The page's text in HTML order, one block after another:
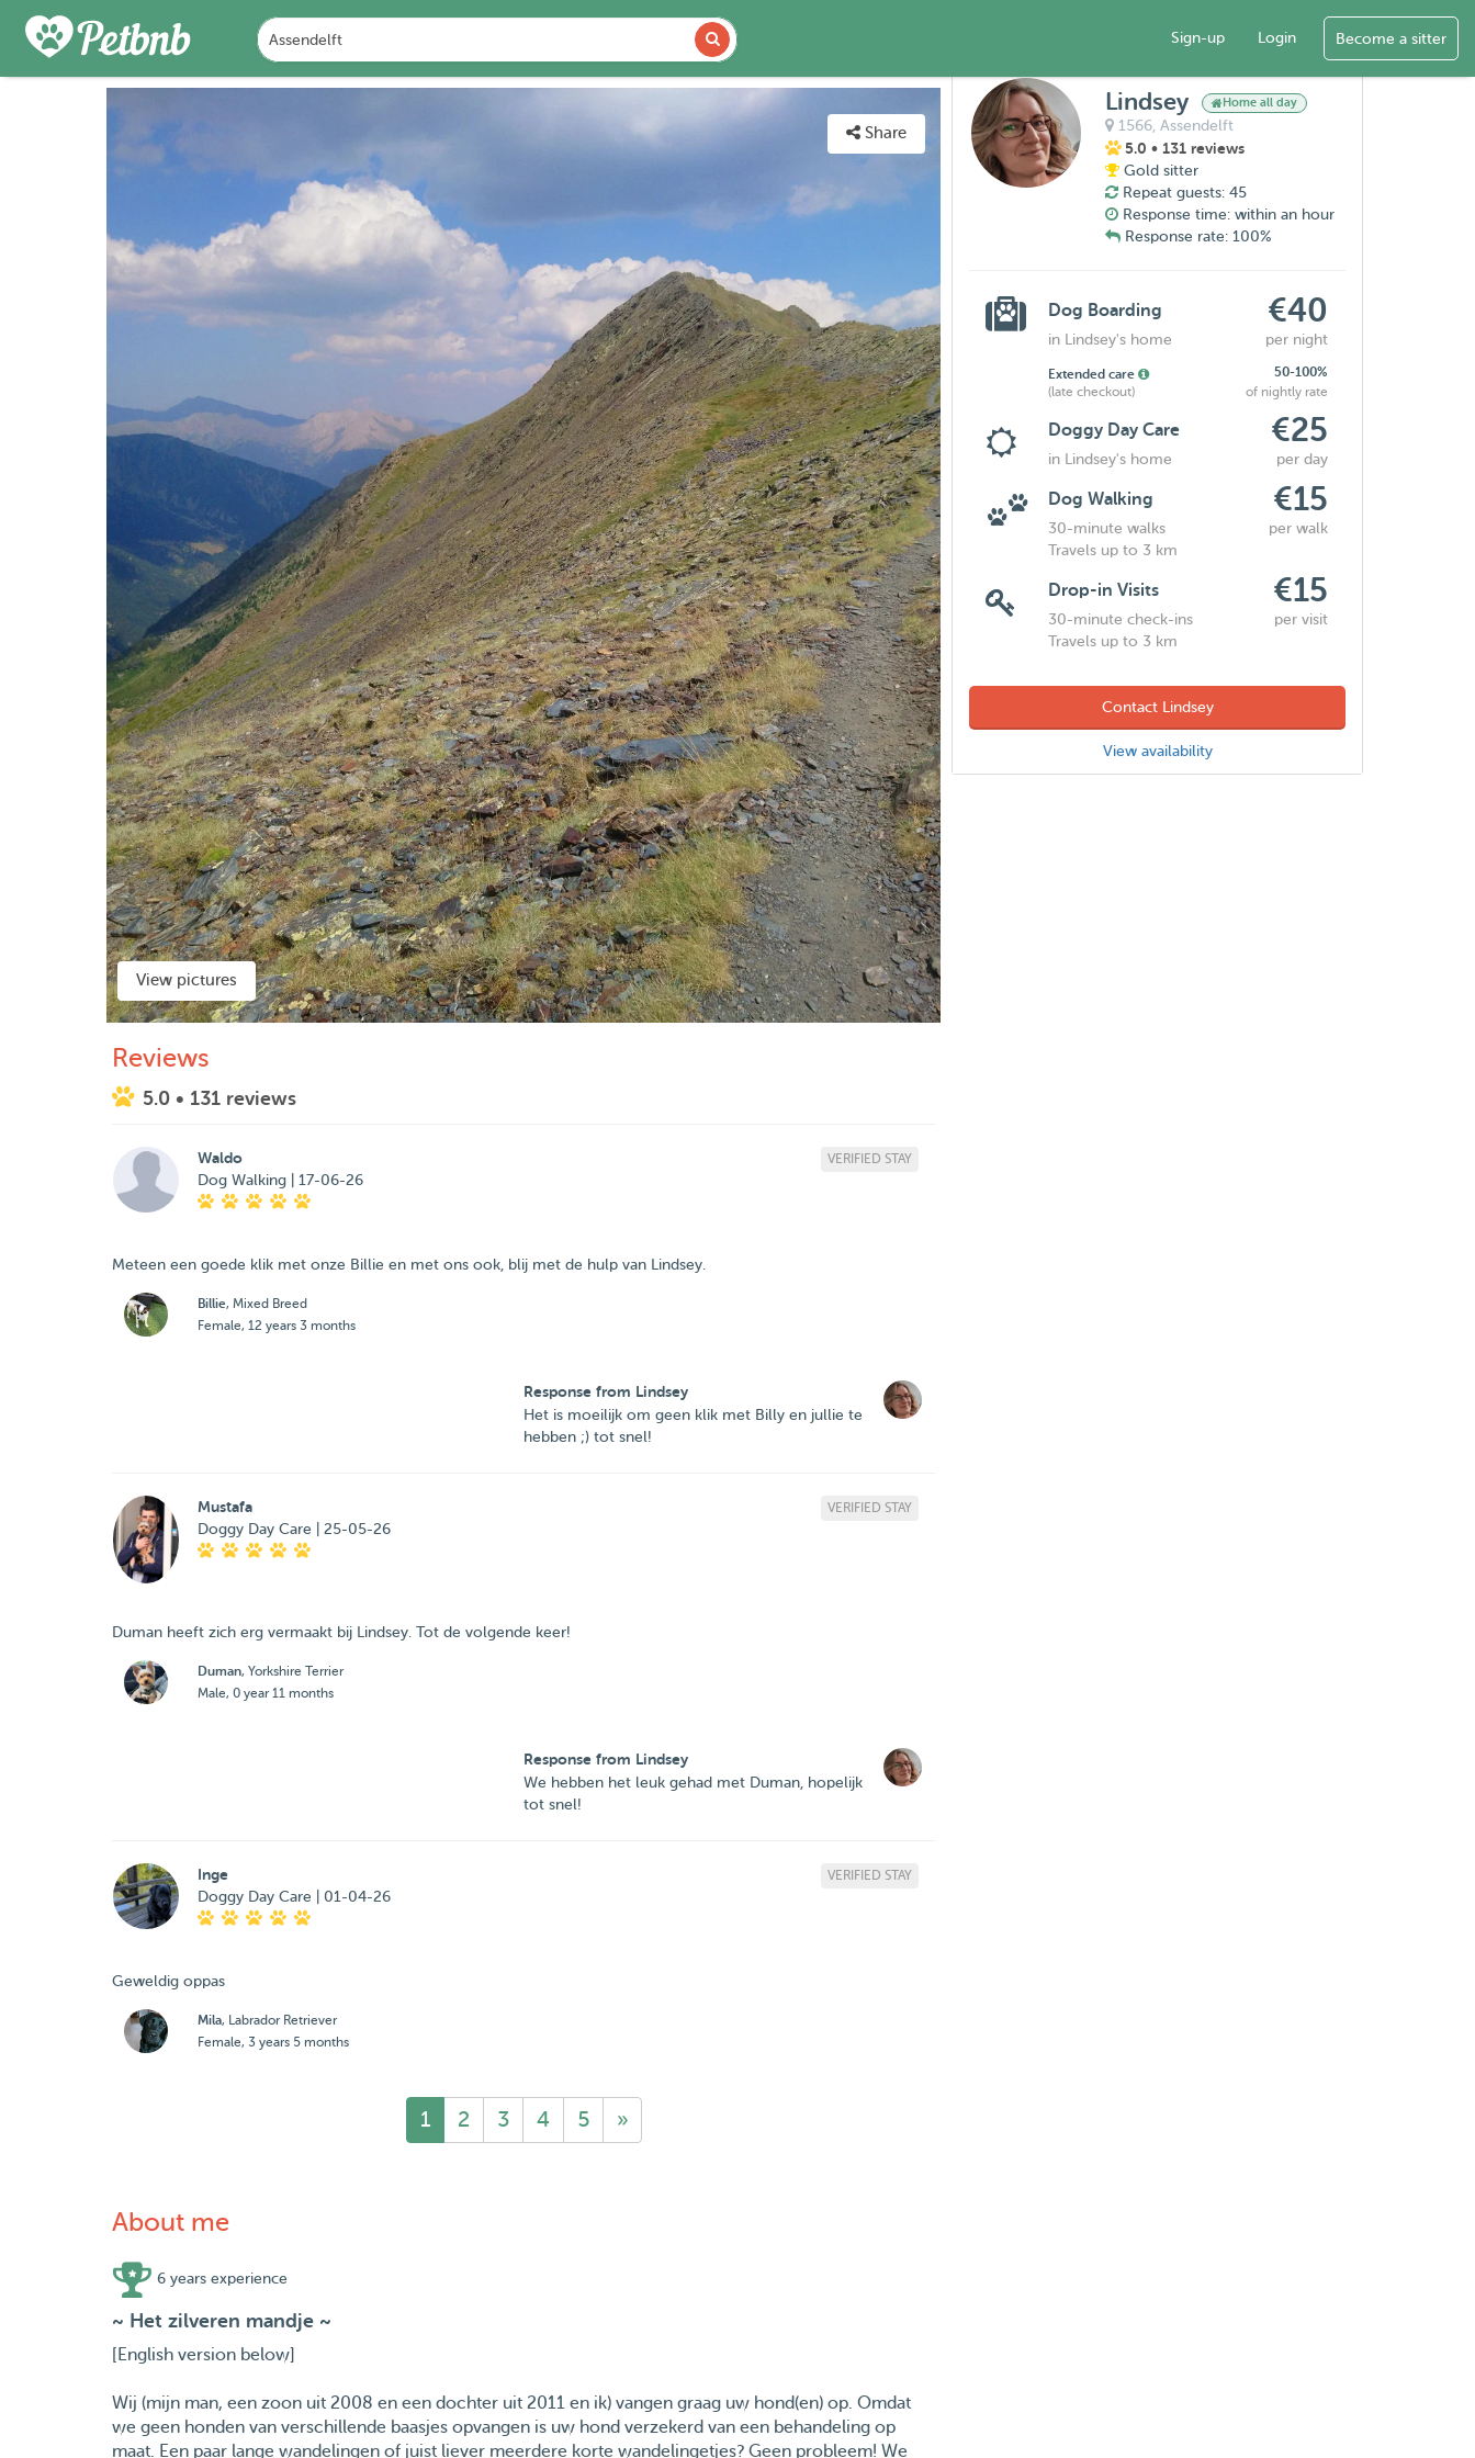
Sign-up Login Become a sitter
MAP
Share
View pictures
Reviews
5.0 • 131 reviews
Waldo
Dog Walking | 17-06-26
VERIFIED STAY
Meteen een goede klik met onze Billie en met ons ook, blij met de hulp van Lindsey.
Billie, Mixed Breed
Female, 12 years 3 months
Response from Lindsey
Het is moeilijk om geen klik met Billy en jullie te
hebben ;) tot snel!
Mustafa
Doggy Day Care | 25-05-26
VERIFIED STAY
Duman heeft zich erg vermaakt bij Lindsey. Tot de volgende keer!
Duman, Yorkshire Terrier
Male, 0 year 11 months
Response from Lindsey
We hebben het leuk gehad met Duman, hopelijk
tot snel!
Inge
Doggy Day Care | 01-04-26
VERIFIED STAY
Geweldig oppas
Mila, Labrador Retriever
Female, 3 years 5 months
1 2 3 4 5 »
About me
6 years experience
~ Het zilveren mandje ~
[English version below]
Wij (mijn man, een zoon uit 2008 en een dochter uit 2011 en ik) vangen graag uw hond(en) op. Omdat
we geen honden van verschillende baasjes opvangen is uw hond verzekerd van een behandeling op
maat. Een paar lange wandelingen of juist liever meerdere korte wandelingetjes? Geen probleem! We
Lindsey Home all day
1566,Assendelft
5.0 • 131 reviews
Gold sitter
Repeat guests: 45
Response time: within an hour
Response rate: 100%
Dog Boarding €40
in Lindsey's home per night
Extended care
50-100%
(late checkout)
of nightly rate
Doggy Day Care €25
in Lindsey's home per day
Dog Walking €15
30-minute walks
per walk
Travels up to 3 km
Drop-in Visits €15
30-minute check-ins
per visit
Travels up to 3 km
Contact Lindsey
View availability